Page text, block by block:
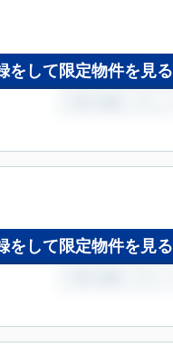
をして限定物件を見る
をして限定物件を見る